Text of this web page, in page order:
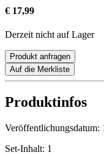
€ 17,99
Derzeit nicht auf Lager
Produkt anfragen
Auf die Merkliste
Produktinfos
Veröffentlichungsdatum:
Set-Inhalt: 1